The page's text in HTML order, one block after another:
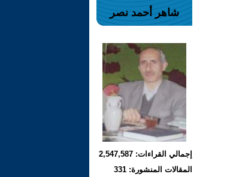
شاهر أحمد نصر
إجمالي القراءات: 2,547,587
المقالات المنشورة: 331